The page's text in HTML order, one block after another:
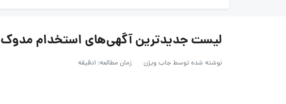
لیست جدیدترین آگهی‌های استخدام مدوک زیست
نوشته شده توسطجاب ویژن زمان مطالعه: 1دقیقه